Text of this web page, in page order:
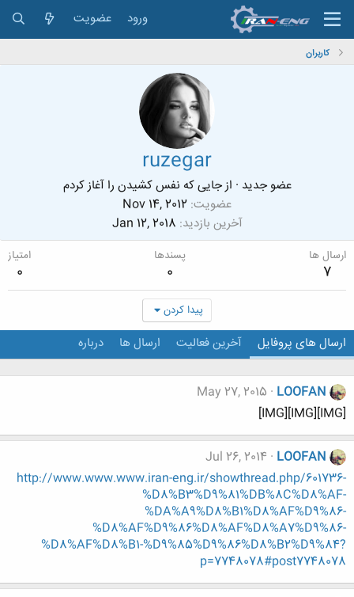
ورود عضویت
کاربران
ruzegar
عضو جدید · ازجایی که نفس کشیدن را آغاز کردم
عضویت Nov 14, 2012
آخرین بازدید Jan 12, 2018
ارسال ها
7
پسندها
0
امتیاز
0
پیدا کردن
ارسال های پروفایل آخرین فعالیت ارسال ها درباره
LOOFAN
May 27, 2015
[IMG][IMG][IMG]
LOOFAN
Jul 26, 2014
http://www.www.www.iran-eng.ir/showthread.php/601736-
%D8%B3%D9%81%DB%8C%D8%AF-
%DA%A9%D8%B1%D8%AF%D9%86-
%D8%AF%D9%86%D8%AF%D8%A7%D9%86-
%D8%AF%D8%B1-%D9%85%D9%86%D8%B2%D9%84?
p=7748078#post7748078